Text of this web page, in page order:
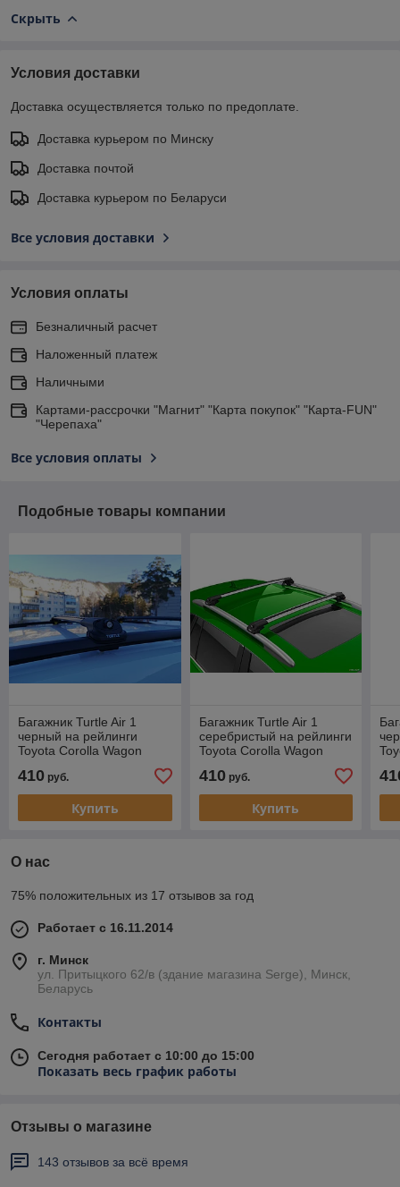
Скрыть
Условия доставки
Доставка осуществляется только по предоплате.
Доставка курьером по Минску
Доставка почтой
Доставка курьером по Беларуси
Все условия доставки
Условия оплаты
Безналичный расчет
Наложенный платеж
Наличными
Картами-рассрочки "Магнит" "Карта покупок" "Карта-FUN"
"Черепаха"
Все условия оплаты
Подобные товары компании
Багажник Turtle Air 1
черный на рейлинги
Toyota Corolla Wagon
(E11), универсал, 1997-
2001
410 руб.
Купить
Багажник Turtle Air 1
серебристый на рейлинги
Toyota Corolla Wagon
(E11), универсал, 1997-
2001
410руб.
Купить
О нас
75% положительных из 17 отзывов за год
Работает с 16.11.2014
г. Минск
ул. Притыцкого 62/в (здание магазина Serge), Минск,
Беларусь
Контакты
Сегодня работает с 10:00 до 15:00
Показать весь график работы
Отзывы о магазине
143 отзывов за всё время